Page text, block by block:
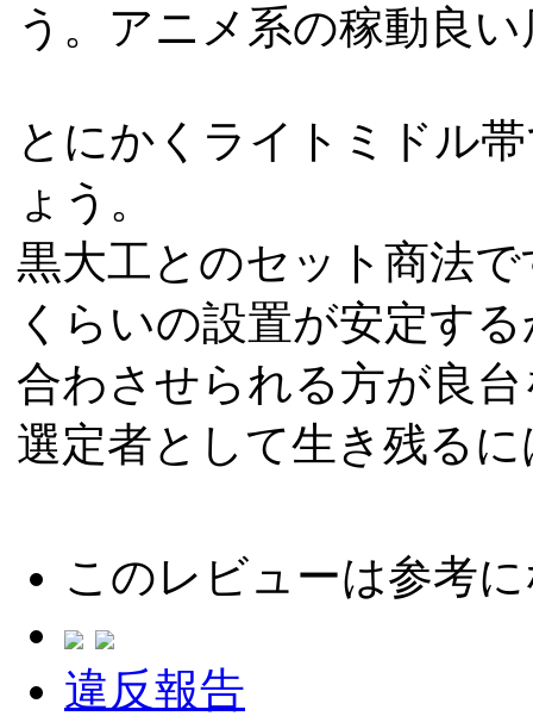
う。アニメ系の稼動良
とにかくライトミドル
ょう。
黒大工とのセット商法
くらいの設置が安定す
合わさせられる方が良
選定者として生き残る
このレビューは参考
違反報告